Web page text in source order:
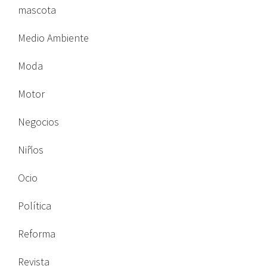
mascota
Medio Ambiente
Moda
Motor
Negocios
Niños
Ocio
Política
Reforma
Revista